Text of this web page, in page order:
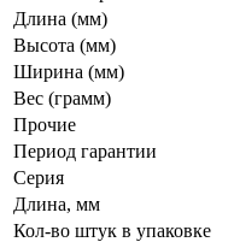
Длина (мм)
Высота (мм)
Ширина (мм)
Вес (грамм)
Прочие
Период гарантии
Серия
Длина, мм
Кол-во штук в упаковке